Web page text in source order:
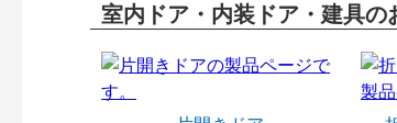
室内ドア・内装ドア・建具の